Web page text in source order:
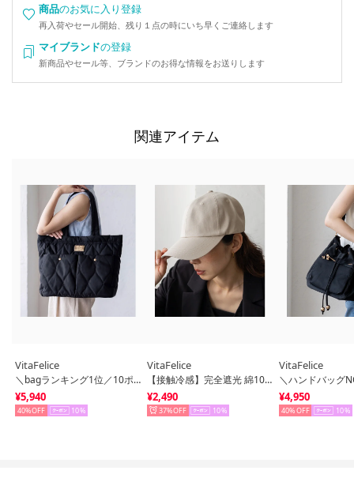
商品のお気に入り登録
再入荷やセール開始、残り１点の時にいち早くご連絡します
マイブランドの登録
新商品やセール等、ブランドのお得な情報をお送りします
関連アイテム
VitaFelice
＼bagランキング1位／10ポケットキルティングトートバッグ （BLACK）
¥5,940
40% 10
VitaFelice
【接触冷感】完全遮光 綿100％キャップ（IVORY）
¥2,490
37% 10
VitaFelice
¥4,950
40% 10